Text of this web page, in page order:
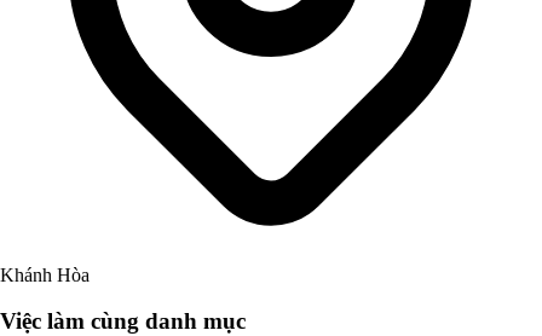
Khánh Hòa
Việc làm cùng danh mục